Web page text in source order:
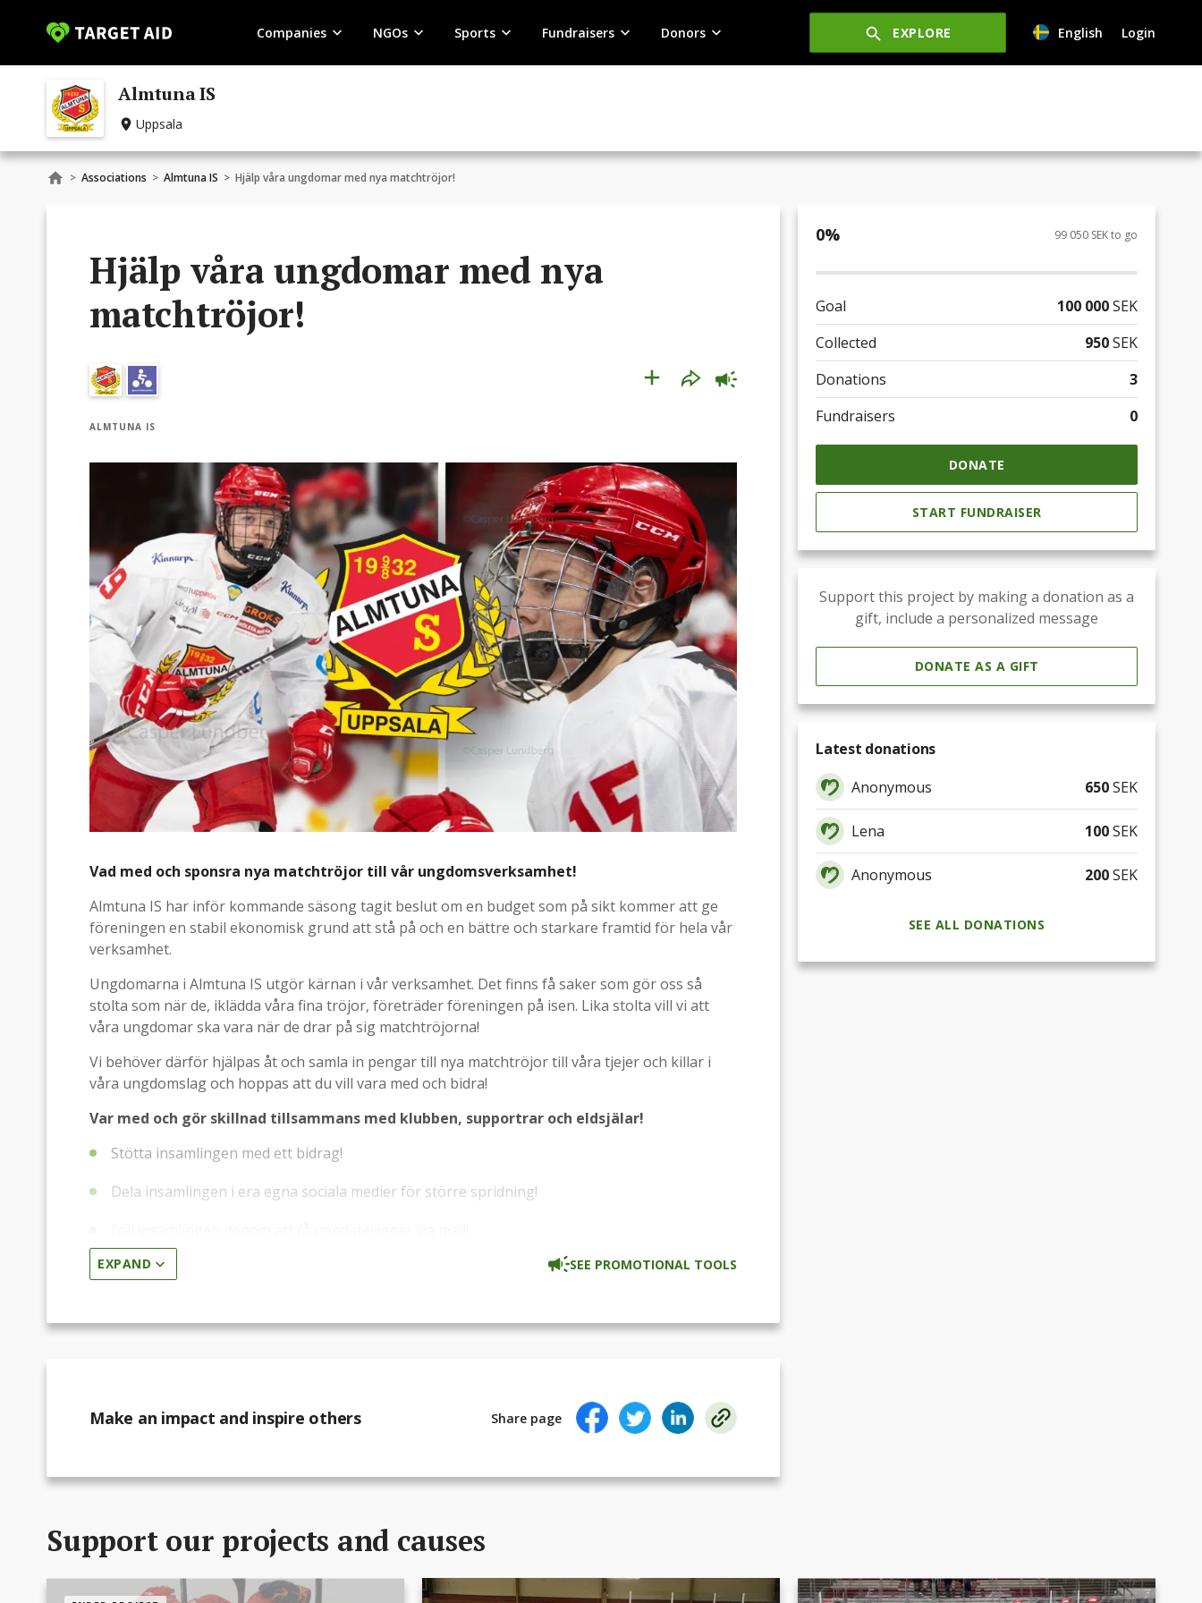
Companies NGOs Sports Fundraisers Donors EXPLORE English Login
Almtuna IS
Uppsala
> Associations > Almtuna IS > Hjälp våra ungdomar med nya matchtröjor!
Hjälp våra ungdomar med nya
matchtröjor!
ALMTUNA IS
Vad med och sponsra nya matchtröjor till vår ungdomsverksamhet!
Almtuna IS har inför kommande säsong tagit beslut om en budget som på sikt kommer att ge
föreningen en stabil ekonomisk grund att stå på och en bättre och starkare framtid för hela vår
verksamhet.
Ungdomarna i Almtuna IS utgör kärnan i vår verksamhet. Det finns få saker som gör oss så
stolta som när de, iklädda våra fina tröjor, företräder föreningen på isen. Lika stolta vill vi att
våra ungdomar ska vara när de drar på sig matchtröjorna!
Vi behöver därför hjälpas åt och samla in pengar till nya matchtröjor till våra tjejer och killar i
våra ungdomslag och hoppas att du vill vara med och bidra!
Var med och gör skillnad tillsammans med klubben, supportrar och eldsjälar!
Stötta insamlingen med ett bidrag!
Dela insamlingen i era egna sociala medier för större spridning!
EXPAND SEE PROMOTIONAL TOOLS
0% 99 050 SEK to go
Goal 100 000SEK
Collected
950SEK
Donations
3
Fundraisers
0
DONATE
START FUNDRAISER
Support this project by making a donation as a
gift, include a personalized message
DONATE AS A GIFT
Latest donations
Anonymous
650SEK
Lena 100SEK
Anonymous 200SEK
SEE ALL DONATIONS
Make an impact and inspire others Share page
Support our projects and causes